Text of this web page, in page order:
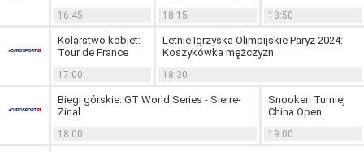
16:45 18:15 18:50
Kolarstwo kobiet:
Tour de France
17:00
Letnie Igrzyska Olimpijskie Paryż 2024:
Koszykówka mężczyzn
18:30
Biegi górskie: GT World Series - Sierre-
Zinal
18:00
Snooker: Turniej
China Open
19:00